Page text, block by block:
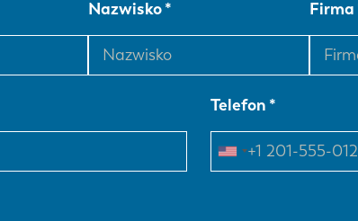
Nazwisko Firma
Telefon